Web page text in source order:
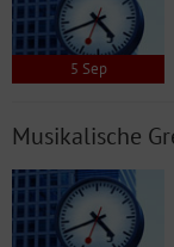
5 Sep
Musikalische